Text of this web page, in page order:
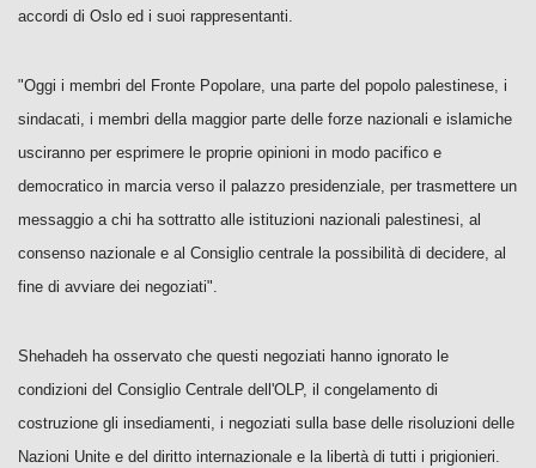
accordi di Oslo ed i suoi rappresentanti.
"Oggi i membri del Fronte Popolare, una parte del popolo palestinese, i
sindacati, i membri della maggior parte delle forze nazionali e islamiche
usciranno per esprimere le proprie opinioni in modo pacifico e
democratico in marcia verso il palazzo presidenziale, per trasmettere un
messaggio a chi ha sottratto alle istituzioni nazionali palestinesi, al
consenso nazionale e al Consiglio centrale la possibilità di decidere, al
fine di avviare dei negoziati".
Shehadeh ha osservato che questi negoziati hanno ignorato le
condizioni del Consiglio Centrale dell'OLP, il congelamento di
costruzione gli insediamenti, i negoziati sulla base delle risoluzioni delle
Nazioni Unite e del diritto internazionale e la libertà di tutti i prigionieri.